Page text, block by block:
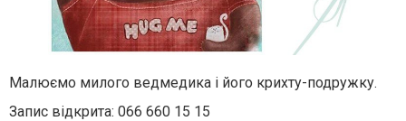
Малюємо милого ведмедика і його крихту-подружку.
Запис відкрита: 066 660 15 15